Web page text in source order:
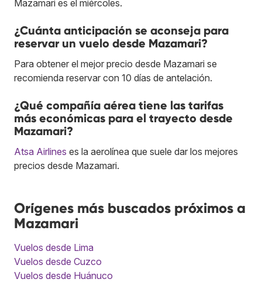
Mazamari es el miércoles.
¿Cuánta anticipación se aconseja para
reservar un vuelo desde Mazamari?
Para obtener el mejor precio desde Mazamari se
recomienda reservar con 10 días de antelación.
¿Qué compañía aérea tiene las tarifas
más económicas para el trayecto desde
Mazamari?
Atsa Airlines es la aerolínea que suele dar los mejores
precios desde Mazamari.
Orígenes más buscados próximos a
Mazamari
Vuelos desde Lima
Vuelos desde Cuzco
Vuelos desde Huánuco